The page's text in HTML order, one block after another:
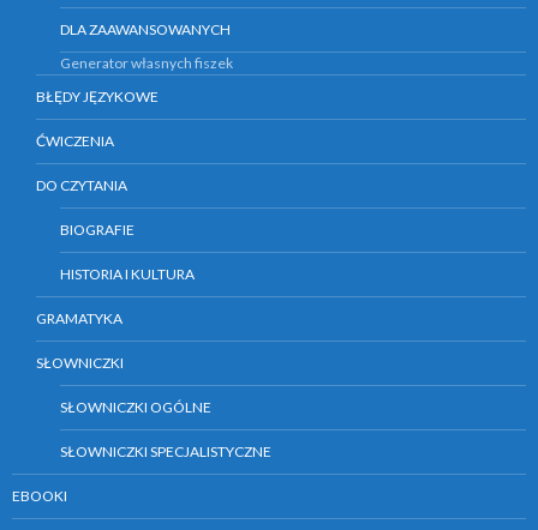
DLA ZAAWANSOWANYCH
Generator własnych fiszek
BŁĘDY JĘZYKOWE
ĆWICZENIA
DO CZYTANIA
BIOGRAFIE
HISTORIA I KULTURA
GRAMATYKA
SŁOWNICZKI
SŁOWNICZKI OGÓLNE
SŁOWNICZKI SPECJALISTYCZNE
EBOOKI